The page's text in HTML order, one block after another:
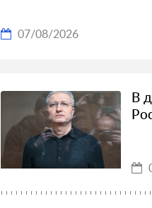
07/08/2026
В